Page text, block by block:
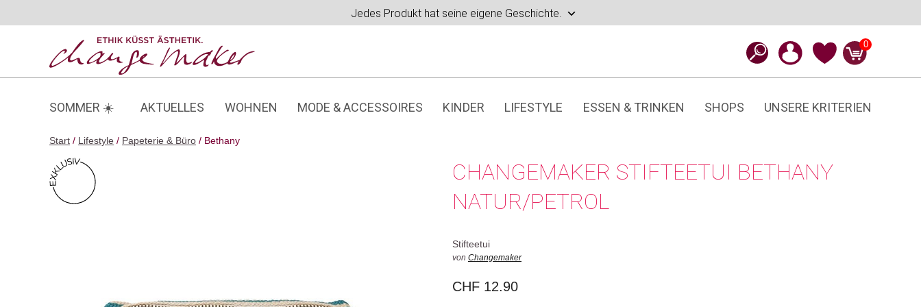
Jedes Produkt hat seine eigene Geschichte.
0
SOMMER ☀️ AKTUELLES WOHNEN MODE & ACCESSOIRES KINDER LIFESTYLE ESSEN & TRINKEN SHOPS UNSERE KRITERIEN
Start / Lifestyle / Papeterie & Büro / Bethany
CHANGEMAKER STIFTEETUI BETHANY
NATUR/PETROL
Stifteetui
von Changemaker
CHF 12.90